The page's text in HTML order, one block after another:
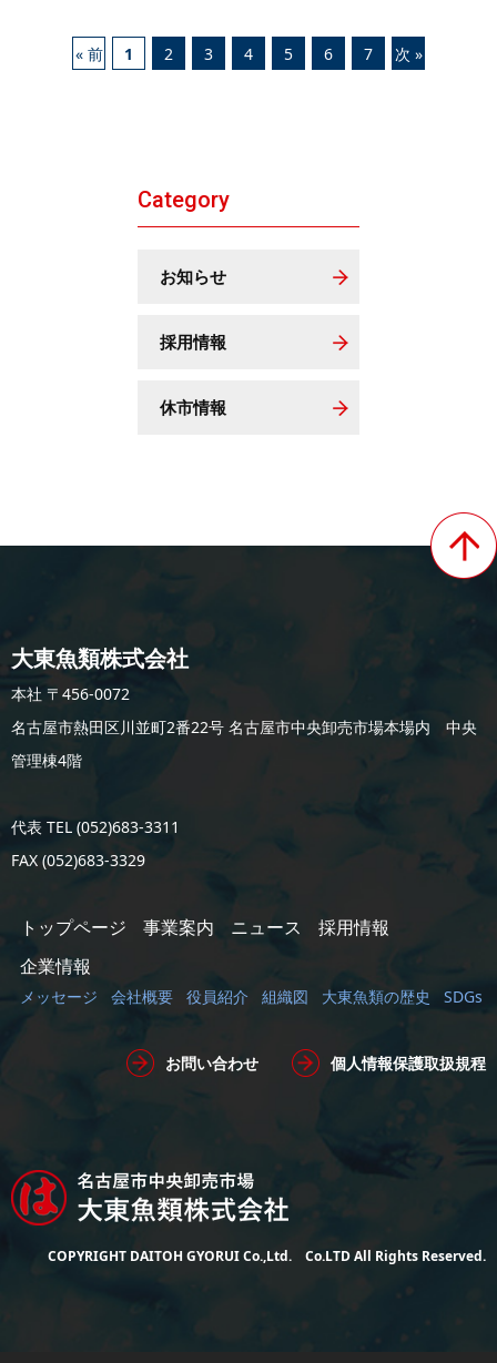
« 前 1 2 3 4 5 6 7 次 »
Category
お知らせ
採用情報
休市情報
大東魚類株式会社
本社 〒456-0072
名古屋市熱田区川並町2番22号 名古屋市中央卸売市場本場内 中央
管理棟4階
代表 TEL (052)683-3311
FAX (052)683-3329
トップページ 事業案内 ニュース
採用情報
企業情報
メッセージ 会社概要 役員紹介 組織図 大東魚類の歴史 SDGs
お問い合わせ 個人情報保護取扱規程
COPYRIGHT DAITOH GYORUI Co.,Ltd. Co.LTD All Rights Reserved.